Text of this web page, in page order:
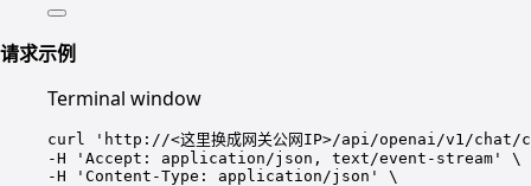
请求示例
Terminal window
curl ' http://<这里换成网关公网IP>/api/openai/v1/chat/
-H
' Accept: application/json, text/event-stream '
\
-H
' Content-Type: application/json '
\